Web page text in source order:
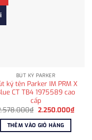
BÚT KÝ PARKER
ký tên Parker IM PRM X
CT TB4 1975589 cao
cấp
₫ Giá
là:
2.578.000₫.
2.250.000₫Giá
hiện
THÊM VÀO GIỎ HÀNG